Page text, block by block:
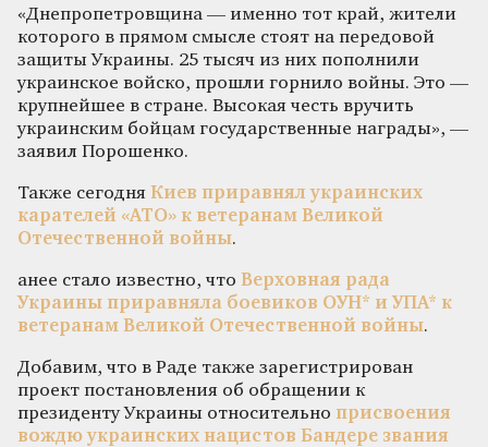
«Днепропетровщина — именно тот край, жители
которого в прямом смысле стоят на передовой
защиты Украины. 25 тысяч из них пополнили
украинское войско, прошли горнило войны. Это —
крупнейшее в стране. Высокая честь вручить
украинским бойцам государственные награды», —
заявил Порошенко.
Также сегодня Киев приравнял украинских
карателей «АТО» к ветеранам Великой
Отечественной войны.
анее стало известно, что Верховная рада
Украины приравняла боевиков ОУН* и УПА* к
ветеранам Великой Отечественной войны.
Добавим, что в Раде также зарегистрирован
проект постановления об обращении к
президенту Украины относительно присвоения
вождю украинских нацистов Бандере звания